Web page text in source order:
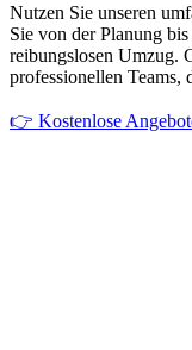
Nutzen Sie unseren
Sie von der Planung
reibungslosen Umzug.
professionellen Teams,
👉 Kostenlose